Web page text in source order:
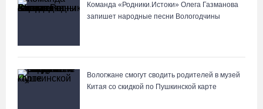
Команда «Родники.Истоки» Олега Газманова
запишет народные песни Вологодчины
Вологжане смогут сводить родителей в музей
Китая со скидкой по Пушкинской карте